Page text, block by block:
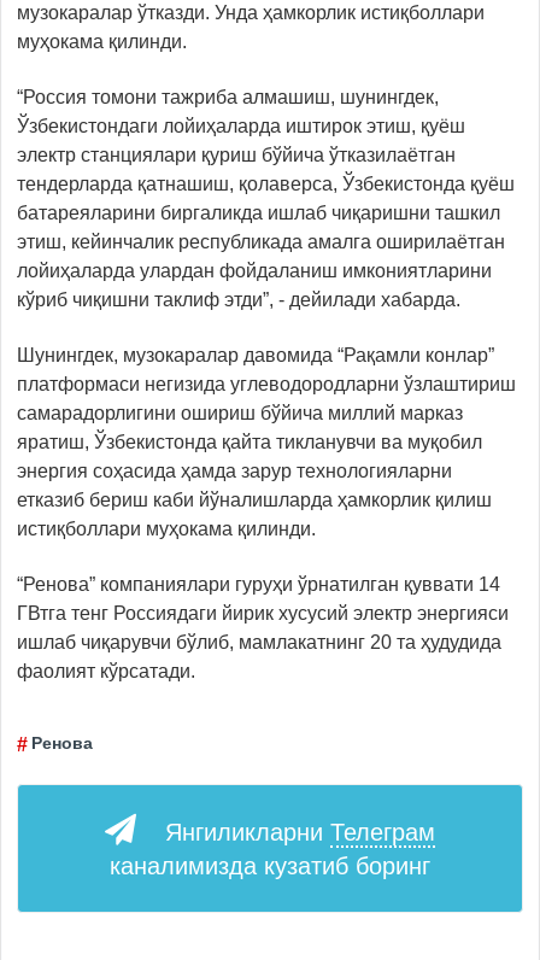
музокаралар ўтказди. Унда ҳамкорлик истиқболлари
муҳокама қилинди.
“Россия томони тажриба алмашиш, шунингдек,
Ўзбекистондаги лойиҳаларда иштирок этиш, қуёш
электр станциялари қуриш бўйича ўтказилаётган
тендерларда қатнашиш, қолаверса, Ўзбекистонда қуёш
батареяларини биргаликда ишлаб чиқаришни ташкил
этиш, кейинчалик республикада амалга оширилаётган
лойиҳаларда улардан фойдаланиш имкониятларини
кўриб чиқишни таклиф этди”, - дейилади хабарда.
Шунингдек, музокаралар давомида “Рақамли конлар”
платформаси негизида углеводородларни ўзлаштириш
самарадорлигини ошириш бўйича миллий марказ
яратиш, Ўзбекистонда қайта тикланувчи ва муқобил
энергия соҳасида ҳамда зарур технологияларни
етказиб бериш каби йўналишларда ҳамкорлик қилиш
истиқболлари муҳокама қилинди.
“Ренова” компаниялари гуруҳи ўрнатилган қуввати 14
ГВтга тенг Россиядаги йирик хусусий электр энергияси
ишлаб чиқарувчи бўлиб, мамлакатнинг 20 та ҳудудида
фаолият кўрсатади.
Ренова
Янгиликларни Телеграм
каналимизда кузатиб боринг